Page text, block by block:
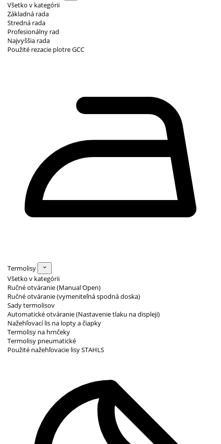
Všetko v kategórii
Základná rada
Stredná rada
Profesionálny rad
Najvyššia rada
Použité rezacie plotre GCC
Termolisy
Všetko v kategórii
Ručné otváranie (Manual Open)
Ručné otváranie (vymeniteľná spodná doska)
Sady termolisov
Automatické otváranie (Nastavenie tlaku na displeji)
Nažehľovací lis na lopty a čiapky
Termolisy na hrnčeky
Termolisy pneumatické
Použité nažehľovacie lisy STAHLS